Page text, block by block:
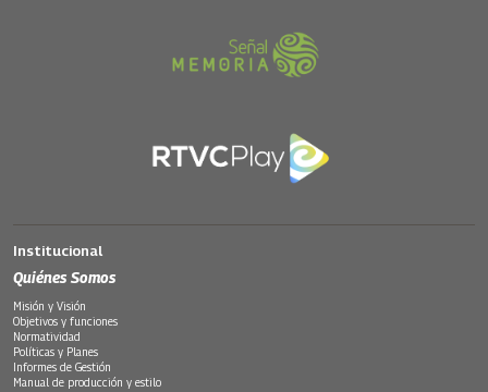
Institucional
Quiénes Somos
Misión y Visión
Objetivos y funciones
Normatividad
Políticas y Planes
Informes de Gestión
Manual de producción y estilo